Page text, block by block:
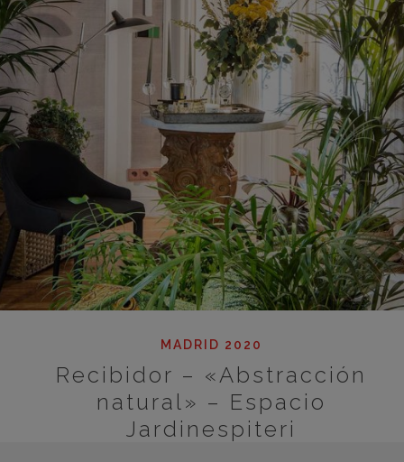
MADRID 2020
Recibidor – «Abstracción
natural» – Espacio
Jardinespiteri